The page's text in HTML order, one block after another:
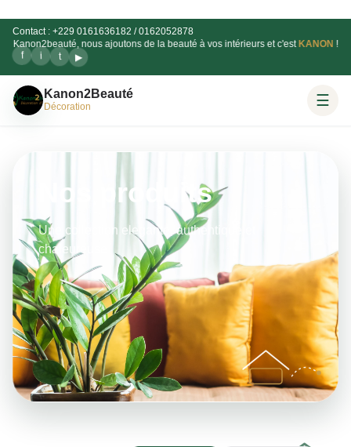
Contact : +229 0161636182 / 0162052878
Kanon2beauté, nous ajoutons de la beauté à vos intérieurs et c'est KANON !
f i t ▶
Kanon2Beauté
Décoration ☰
Nos produits
Une collection elegante, authentique et
chaleureuse.